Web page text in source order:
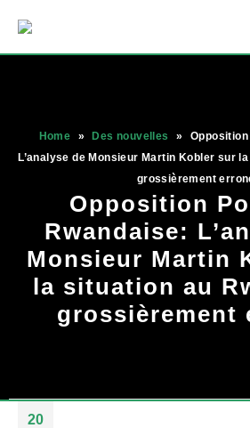
Home » Des nouvelles »
L’analyse de Monsieur Martin Kobler sur
grossièrement
Opposition
Rwandaise:
Monsieur Martin
la situation au
grossièrement
20